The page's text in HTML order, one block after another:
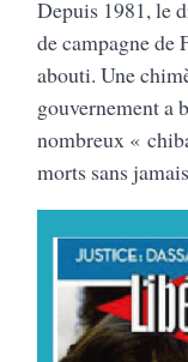
Depuis 1981, le
de campagne de
abouti. Une
gouvernement a
nombreux «
morts sans